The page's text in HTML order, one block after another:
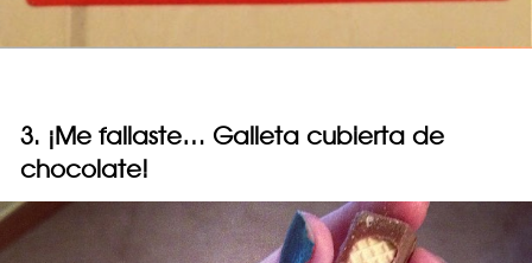
3. ¡Me fallaste… Galleta cubierta de
chocolate!